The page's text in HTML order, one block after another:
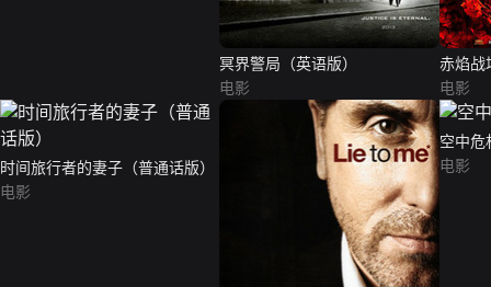
冥界警局（英语版）
电影
赤焰战
电影
时间旅行者的妻子（普通话版）
电影
空中危
电影